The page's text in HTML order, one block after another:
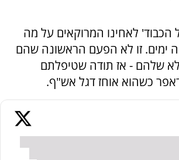
הכבוד' לאחינו המרוקאים על מה
ימים. זו לא הפעם הראשונה שהם
שלהם - אז תודה שטיפלתם
כשהוא אוחז דגל אש"ף.